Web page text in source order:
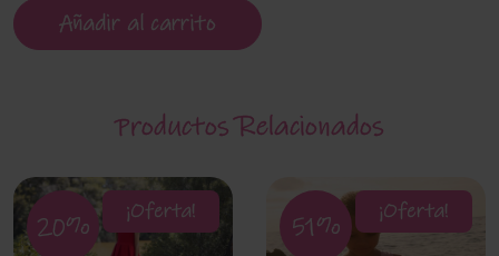
Añadir al carrito
Productos Relacionados
¡Oferta!
20% ¡Oferta!
51%